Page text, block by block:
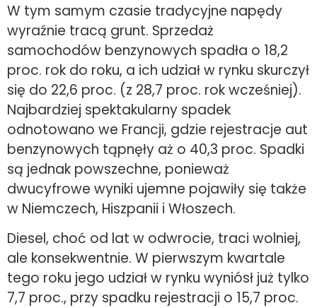
W tym samym czasie tradycyjne napędy
wyraźnie tracą grunt. Sprzedaż
samochodów benzynowych spadła o 18,2
proc. rok do roku, a ich udział w rynku skurczył
się do 22,6 proc. (z 28,7 proc. rok wcześniej).
Najbardziej spektakularny spadek
odnotowano we Francji, gdzie rejestracje aut
benzynowych tąpnęły aż o 40,3 proc. Spadki
są jednak powszechne, ponieważ
dwucyfrowe wyniki ujemne pojawiły się także
w Niemczech, Hiszpanii i Włoszech.
Diesel, choć od lat w odwrocie, traci wolniej,
ale konsekwentnie. W pierwszym kwartale
tego roku jego udział w rynku wyniósł już tylko
7,7 proc., przy spadku rejestracji o 15,7 proc.